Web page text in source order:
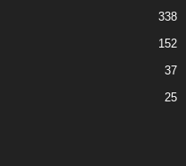
338
152
37
25